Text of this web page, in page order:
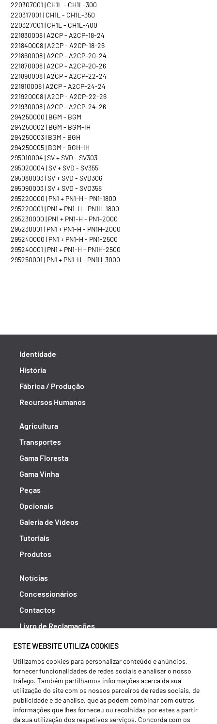
ESTE WEBSITE UTILIZA COOKIES
Utilizamos cookies para personalizar conteúdo e anúncios,
fornecer funcionalidades de redes sociais e analisar o nosso
tráfego. Também partilhamos informações acerca da sua
utilização do site com os nossos parceiros de redes sociais, de
publicidade e de análise, que as podem combinar com outras
informações que lhes forneceu ou recolhidas por estes a partir
da sua utilização dos respetivos serviços. Concorda com os
220307001 | CH1L - CH1L-300
220317001 | CH1L - CH1L-350
220327001 | CH1L - CH1L-400
221830008 | A2CP - A2CP-18-24
221840008 | A2CP - A2CP-18-26
221860008 | A2CP - A2CP-20-24
221870008 | A2CP - A2CP-20-26
221890008 | A2CP - A2CP-22-24
221910008 | A2CP - A2CP-24-24
221920008 | A2CP - A2CP-22-26
221930008 | A2CP - A2CP-24-26
294250000 | BGM - BGM
294250002 | BGM - BGM-IH
294250003 | BGM - BGH
294250005 | BGM - BGH-IH
295010004 | SV + SVD - SV303
295020004 | SV + SVD - SV355
295080003 | SV + SVD - SVD306
295090003 | SV + SVD - SVD358
295220000 | PN1 + PN1-H - PN1-1800
295220001 | PN1 + PN1-H - PN1H-1800
295230000 | PN1 + PN1-H - PN1-2000
295230001 | PN1 + PN1-H - PN1H-2000
295240000 | PN1 + PN1-H - PN1-2500
295240001 | PN1 + PN1-H - PN1H-2500
295250001 | PN1 + PN1-H - PN1H-3000
Identidade
História
Fábrica / Produção
Recursos Humanos
Agricultura
Transportes
Gama Floresta
Gama Vinha
Peças
Opcionais
Galeria de Vídeos
Tutoriais
Produtos
Notícias
Concessionários
Contactos
Livro de Reclamações
Política de Privacidade
Canal de Denúncias (RGPC)
Termos e condições